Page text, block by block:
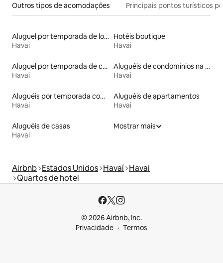
Outros tipos de acomodações Principais pontos turísticos
Aluguel por temporada de lofts
Havai
Hotéis boutique
Havai
Aluguel por temporada de casas de hóspedes
Havai
Aluguéis de condomínios na praia
Havai
Aluguéis por temporada com caiaque
Havai
Aluguéis de apartamentos
Havai
Aluguéis de casas
Havai
Mostrar mais
Airbnb Estados Unidos Havaí Havai
Quartos de hotel
© 2026 Airbnb, Inc.
Privacidade
Termos